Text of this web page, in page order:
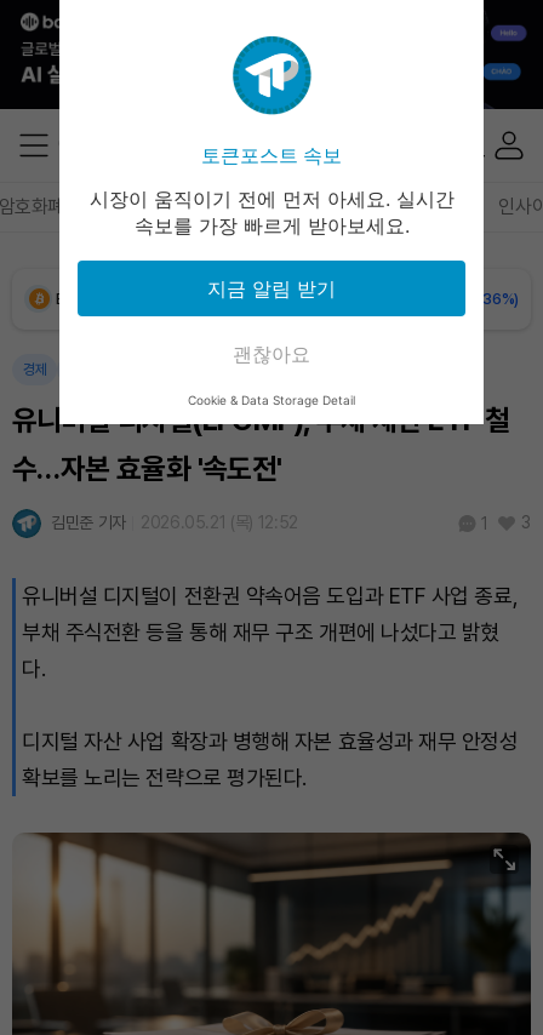
호화폐 블록체인 테크 경제 마켓 정책 정치 인사
Bitcoin (BTC) (-0.36%)
Tether USDt (USDT) ₩1,407(-0.04%)
BNB (BNB)
XRP (XRP) ₩1,456(+0.19%)
Hyperliquid (HYPE)
Dogecoin (DOGE) (-0.13%)
경제
유니버설 디지털(LFGMF), 부채 재편·ETF 철
수…자본 효율화 '속도전'
김민준 기자 2026.05.21 (목) 12:52 1 3
유니버설 디지털이 전환권 약속어음 도입과 ETF 사업 종료,
부채 주식전환 등을 통해 재무 구조 개편에 나섰다고 밝혔
다.
디지털 자산 사업 확장과 병행해 자본 효율성과 재무 안정성
확보를 노리는 전략으로 평가된다.
토큰포스트 속보
시장이 움직이기 전에 먼저 아세요. 실시간
속보를 가장 빠르게 받아보세요.
지금 알림 받기
괜찮아요
Cookie & Data Storage Detail